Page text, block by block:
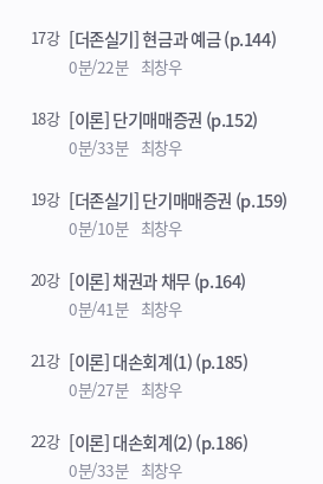
17강 [더존실기] 현금과 예금 (p.144)
0분/22분 최창우
18강 [이론] 단기매매증권 (p.152)
0분/33분 최창우
19강 [더존실기] 단기매매증권 (p.159)
0분/10분 최창우
20강 [이론] 채권과 채무 (p.164)
0분/41분 최창우
21강 [이론] 대손회계(1) (p.185)
0분/27분 최창우
22강 [이론] 대손회계(2) (p.186)
0분/33분 최창우